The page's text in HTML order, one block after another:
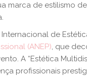
marca de estilismo
Internacional de
(ANEP), que
A “Estética
profissionais